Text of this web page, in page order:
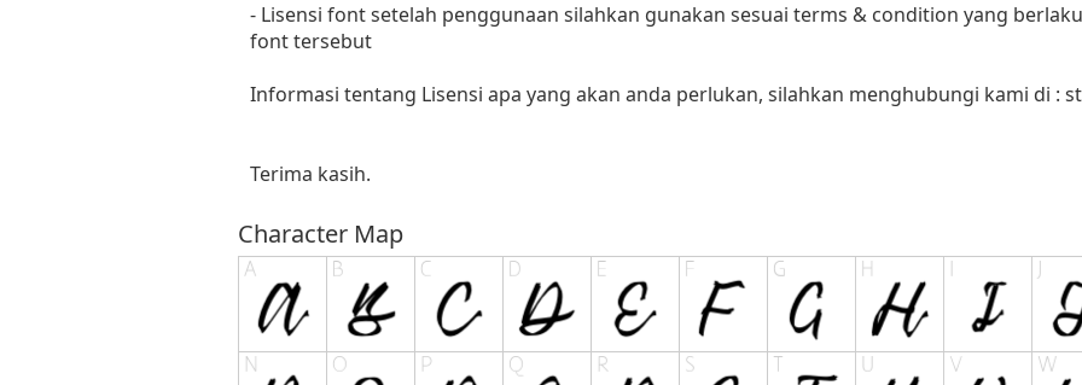
- Lisensi font setelah penggunaan silahkan gunakan sesuai terms & condition yang
font tersebut
Informasi tentang Lisensi apa yang akan anda perlukan, silahkan menghubungi kami di :
Terima kasih.
Character Map